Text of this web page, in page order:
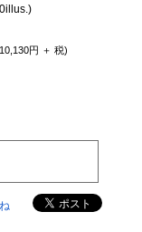
円 ＋ 税)